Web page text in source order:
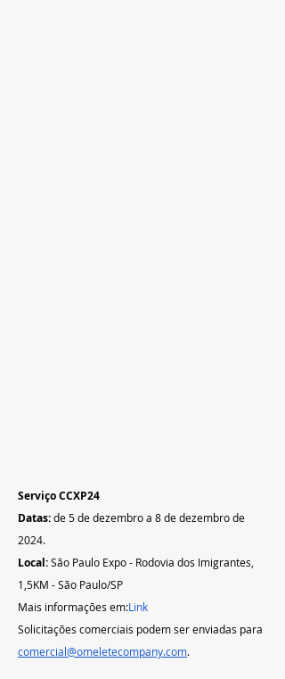
Serviço CCXP24
Datas: de 5 de dezembro a 8 de dezembro de
2024.
Local: São Paulo Expo - Rodovia dos Imigrantes,
1,5KM - São Paulo/SP
Mais informações em:Link
Solicitações comerciais podem ser enviadas para
comercial@omeletecompany.com.